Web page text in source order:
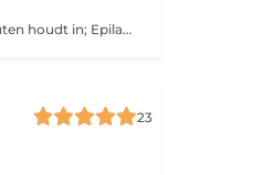
De gezichtsverzorging Vital Relax van 90 minuten houdt in; Epilatie wenkbrauwen Zenmodus , prérelaxatie Reinigen melk, lotion, scrub Hydrapeel: De hydrapeel staat bekend om het diep reinigen van het huidoppervlak, detoxifiëren van de huid, het exfoliëren (afschilferen van de oude huid) en het toepassen van intense hydtratatie. Expert sérum naar gelang de behoefte van de huid Gelaatsmassage 20 minuten Voetreflexologie 30 minuten tijdens het masker Masker aangepast aan het huidtype Hoofdmassage tijdens het masker We sluiten af met een Dagcrème aangepast aan jouw huidtype
23